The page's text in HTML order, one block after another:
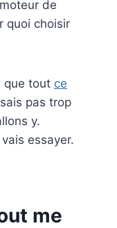
de
quoi choisir
que tout ce
pas trop
y.
essayer.
me